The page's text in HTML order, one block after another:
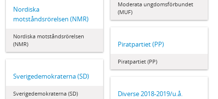
Moderata ungdomsförbundet
(MUF)
Nordiska
motståndsrörelsen (NMR)
Nordiska motståndsrörelsen
(NMR)
Piratpartiet (PP)
Piratpartiet (PP)
Sverigedemokraterna (SD)
Sverigedemokraterna (SD) Diverse 2018-2019/u.å.